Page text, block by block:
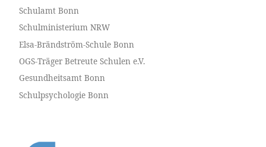
Schulamt Bonn
Schulministerium NRW
Elsa-Brändström-Schule Bonn
OGS-Träger Betreute Schulen e.V.
Gesundheitsamt Bonn
Schulpsychologie Bonn